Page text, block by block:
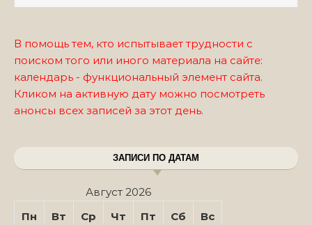
В помощь тем, кто испытывает трудности с
поиском того или иного материала на сайте:
календарь - функциональный элемент сайта.
Кликом на активную дату можно посмотреть
анонсы всех записей за этот день.
ЗАПИСИ ПО ДАТАМ
Август 2026
Пн
Вт Ср Чт Пт Сб Вс